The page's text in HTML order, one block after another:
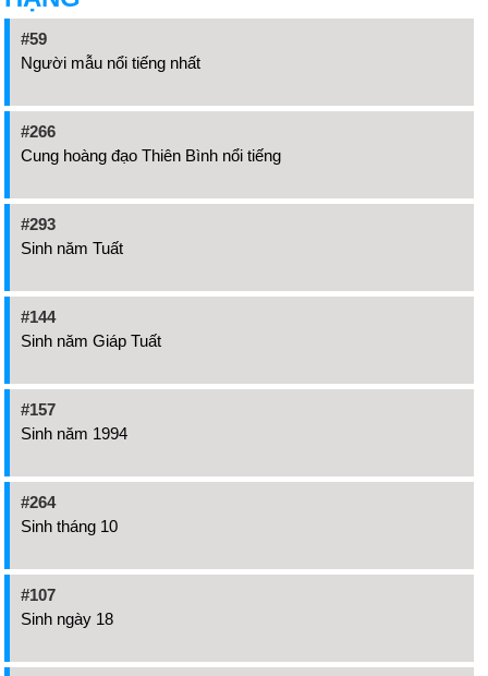
#59
Người mẫu nổi tiếng nhất
#266
Cung hoàng đạo Thiên Bình nổi tiếng
#293
Sinh năm Tuất
#144
Sinh năm Giáp Tuất
#157
Sinh năm 1994
#264
Sinh tháng 10
#107
Sinh ngày 18